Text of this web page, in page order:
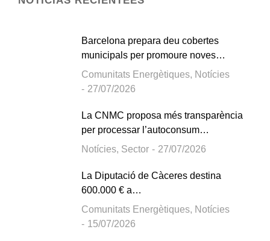
Barcelona prepara deu cobertes
municipals per promoure noves…
Comunitats Energètiques, Notícies
27/07/2026
La CNMC proposa més transparència
per processar l’autoconsum…
Notícies, Sector 27/07/2026
La Diputació de Càceres destina
600.000 € a…
Comunitats Energètiques, Notícies
15/07/2026